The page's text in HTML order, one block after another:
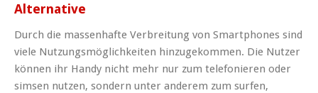
Alternative
Durch die massenhafte Verbreitung von Smartphones sind
viele Nutzungsmöglichkeiten hinzugekommen. Die Nutzer
können ihr Handy nicht mehr nur zum telefonieren oder
simsen nutzen, sondern unter anderem zum surfen,